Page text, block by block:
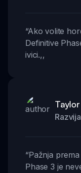
“Ako volite
Definitive
ivici.,,
Taylor
“Pažnja
Phase 3 je